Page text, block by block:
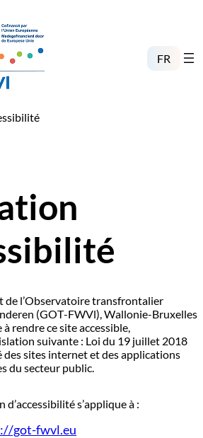
FR
de l’Observatoire transfrontalier
(GOT-FWVl), Wallonie-Bruxelles
rendre ce site accessible,
suivante : Loi du 19 juillet 2018
des sites internet et des applications
du secteur public.
s’applique à :
got-fwvl.eu